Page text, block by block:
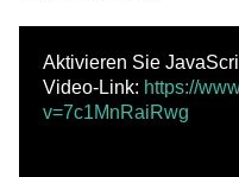
BLOGLIEBE ❤
Aktivieren Sie
Video-Link: https://
v=7c1MnRaiRwg